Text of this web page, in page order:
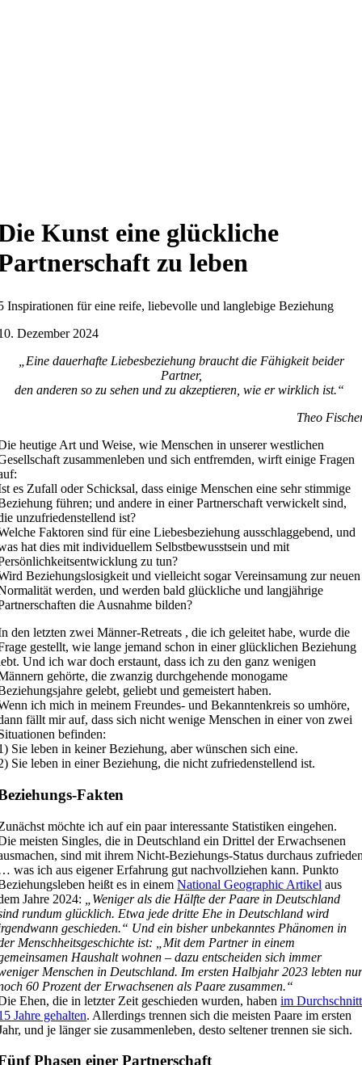
Kunst eine glückliche
zu leben
Inspirationen für eine reife, liebevolle und langlebige Beziehung
Dezember 2024
„Eine dauerhafte Liebesbeziehung braucht die Fähigkeit beider
Partner,
den anderen so zu sehen und zu akzeptieren, wie er wirklich ist.“
Theo
heutige Art und Weise, wie Menschen in unserer westlichen
zusammenleben und sich entfremden, wirft einige Fragen
es Zufall oder Schicksal, dass einige Menschen eine sehr stimmige
führen; und andere in einer Partnerschaft verwickelt sind,
unzufriedenstellend ist?
Faktoren sind für eine Liebesbeziehung ausschlaggebend, und
hat dies mit individuellem Selbstbewusstsein und mit
zu tun?
Beziehungslosigkeit und vielleicht sogar Vereinsamung zur neuen
werden, und werden bald glückliche und langjährige
die Ausnahme bilden?
den letzten zwei Männer-Retreats , die ich geleitet habe, wurde die
gestellt, wie lange jemand schon in einer glücklichen Beziehung
Und ich war doch erstaunt, dass ich zu den ganz wenigen
gehörte, die zwanzig durchgehende monogame
gelebt, geliebt und gemeistert haben.
ich mich in meinem Freundes- und Bekanntenkreis so umhöre,
fällt mir auf, dass sich nicht wenige Menschen in einer von zwei
befinden:
Sie leben in keiner Beziehung, aber wünschen sich eine.
Sie leben in einer Beziehung, die nicht zufriedenstellend ist.
Fakten
möchte ich auf ein paar interessante Statistiken eingehen.
meisten Singles, die in Deutschland ein Drittel der Erwachsenen
sind mit ihrem Nicht-Beziehungs-Status durchaus
was ich aus eigener Erfahrung gut nachvollziehen kann. Punkto
heißt es in einemNational Geographic Artikel aus
Jahre 2024: „Weniger als die Hälfte der Paare in Deutschland
rundum glücklich. Etwa jede dritte Ehe in Deutschland wird
geschieden.“ Und ein bisher unbekanntes Phänomen in
Menschheitsgeschichte ist: „Mit dem Partner in einem
Haushalt wohnen – dazu entscheiden sich immer
Menschen in Deutschland. Im ersten Halbjahr 2023 lebten
60 Prozent der Erwachsenen als Paare zusammen.“
Ehen, die in letzter Zeit geschieden wurden, habenim Durchschnitt
Jahre gehalten. Allerdings trennen sich die meisten Paare im ersten
und je länger sie zusammenleben, desto seltener trennen sie sich.
Phasen einer Partnerschaft